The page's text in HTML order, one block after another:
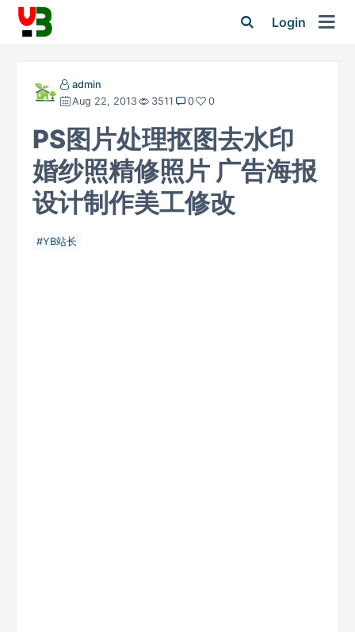
Login
admin
Aug 22, 2013
3511 0 0
PS图片处理抠图去水印
婚纱照精修照片 广告海报
设计制作美工修改
YB站长